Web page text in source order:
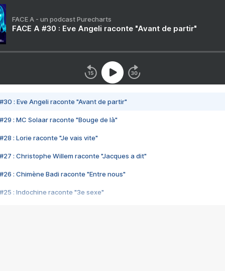
FACE A - un podcast Purecharts
FACE A #30 : Eve Angeli raconte "Avant de partir"
#30 : Eve Angeli raconte "Avant de partir"
#29 : MC Solaar raconte "Bouge de là"
#28 : Lorie raconte "Je vais vite"
#27 : Christophe Willem raconte "Jacques a dit"
#26 : Chimène Badi raconte "Entre nous"
#25 : Indochine raconte "3e sexe"